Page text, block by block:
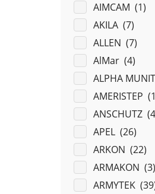
AIMCAM (1)
AKILA (7)
ALLEN (7)
AlMar (4)
ALPHA
AMERISTEP (1
ANSCHUTZ (4
APEL (26)
ARKON (22)
ARMAKON (3)
ARMYTEK (39